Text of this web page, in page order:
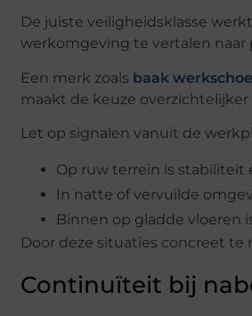
De juiste veiligheidsklasse
werkomgeving te vertalen naar
Een merk zoals baak
maakt de keuze
Let op signalen vanuit de
Op ruw terrein is stabiliteit
In natte of vervuilde
Binnen op gladde vloeren
Door deze situaties concreet
Continuïteit bij